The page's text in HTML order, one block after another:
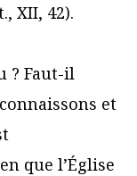
XII, 42).
? Faut-il
et
que l’Église